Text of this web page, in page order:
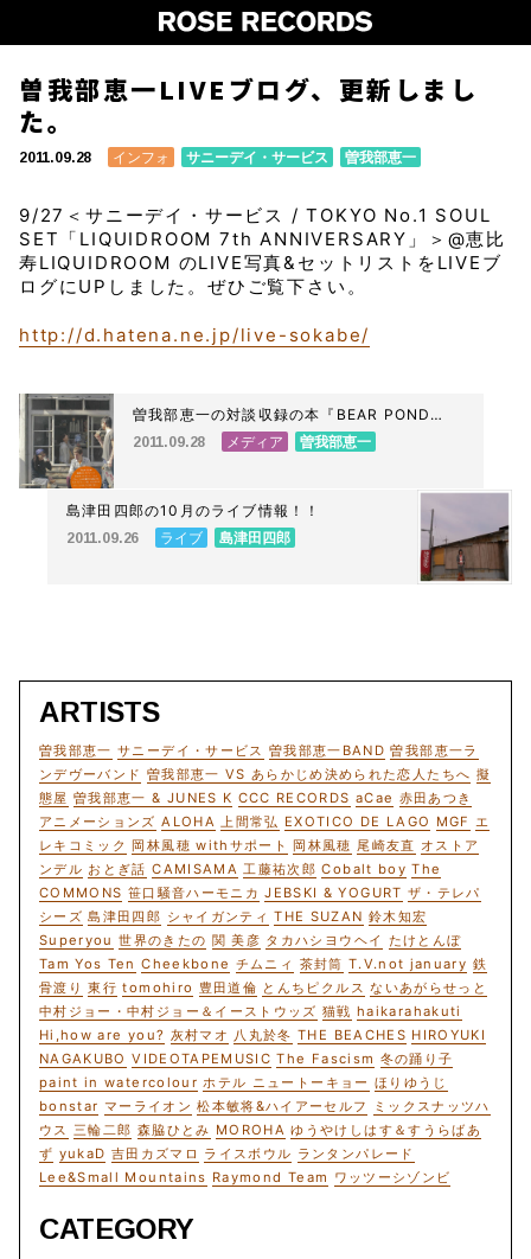
曽我部恵一LIVEブログ、更新しまし
た。
2011.09.28 インフォ サニーデイ・サービス 曽我部恵一
9/27＜サニーデイ・サービス / TOKYO No.1 SOUL
SET「LIQUIDROOM 7th ANNIVERSARY」＞@恵比
寿LIQUIDROOM のLIVE写真&セットリストをLIVEブ
ログにUPしました。ぜひご覧下さい。
http://d.hatena.ne.jp/live-sokabe/
曽我部恵一の対談収録の本『BEAR POND
ESPRESSO』発売中
2011.09.28 メディア 曽我部恵一
島津田四郎の10月のライブ情報！！
2011.09.26 ライブ 島津田四郎
ARTISTS
曽我部恵一 サニーデイ・サービス 曽我部恵一BAND 曽我部恵一ラ
ンデヴーバンド 曽我部恵一 VS あらかじめ決められた恋人たちへ 擬
態屋 曽我部恵一 & JUNES K CCC RECORDS aCae 赤田あつき
アニメーションズ ALOHA 上間常弘 EXOTICO DE LAGO MGF エ
レキコミック 岡林風穂 withサポート 岡林風穂 尾崎友直 オストア
ンデル おとぎ話 CAMISAMA 工藤祐次郎 Cobalt boy The
COMMONS 笹口騒音ハーモニカ JEBSKI & YOGURT ザ・テレパ
シーズ 島津田四郎 シャイガンティ THE SUZAN 鈴木知宏
Superyou 世界のきたの 関 美彦 タカハシヨウヘイ たけとんぼ
Tam Yos Ten Cheekbone チムニィ 茶封筒 T.V.not january 鉄
骨渡り 東行 tomohiro 豊田道倫 とんちピクルス ないあがらせっと
中村ジョー・中村ジョー＆イーストウッズ 猫戦 haikarahakuti
Hi,how are you? 灰村マオ 八丸於冬 THE BEACHES HIROYUKI
NAGAKUBO VIDEOTAPEMUSIC The Fascism 冬の踊り子
paint in watercolour ホテル ニュートーキョー ほりゆうじ
bonstar マーライオン 松本敏将&ハイアーセルフ
ミックスナッツハ
ウス 三輪二郎 森脇ひとみ MOROHA ゆうやけしはす＆すうらばあ
ず yukaD 吉田カズマロ ライスボウル ランタンパレード
Lee&Small Mountains Raymond Team ワッツーシゾンビ
CATEGORY